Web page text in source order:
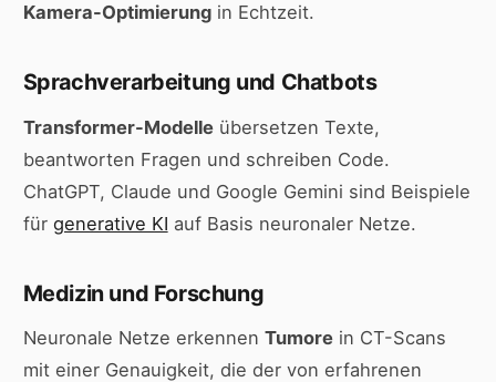
Kamera-Optimierungin Echtzeit.
Sprachverarbeitung und Chatbots
Transformer-Modelleübersetzen Texte,
beantworten Fragen und schreiben Code.
ChatGPT, Claude und Google Gemini sind Beispiele
für generative KI auf Basis neuronaler Netze.
Medizin und Forschung
Neuronale Netze erkennen Tumorein CT-Scans
mit einer Genauigkeit, die der von erfahrenen